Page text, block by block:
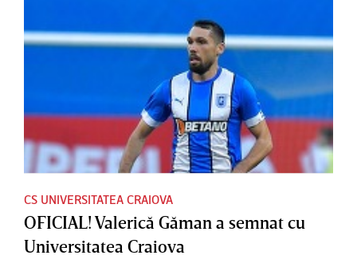
CS UNIVERSITATEA CRAIOVA
OFICIAL! Valerică Găman a semnat cu
Universitatea Craiova